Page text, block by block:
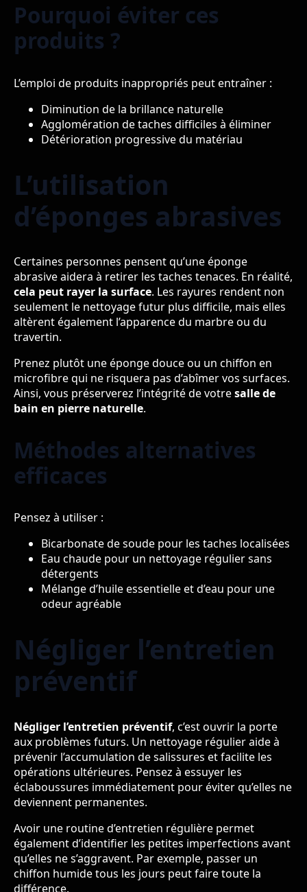
Pourquoi éviter ces
produits ?
L’emploi de produits inappropriés peut entraîner :
Diminution de la brillance naturelle
Agglomération de taches difficiles à éliminer
Détérioration progressive du matériau
L’utilisation
d’éponges abrasives
Certaines personnes pensent qu’une éponge
abrasive aidera à retirer les taches tenaces. En réalité,
cela peut rayer la surface. Les rayures rendent non
seulement le nettoyage futur plus difficile, mais elles
altèrent également l’apparence du marbre ou du
travertin.
Prenez plutôt une éponge douce ou un chiffon en
microfibre qui ne risquera pas d’abîmer vos surfaces.
Ainsi, vous préserverez l’intégrité de votresalle de
bain en pierre naturelle.
Méthodes alternatives
efficaces
Pensez à utiliser :
Bicarbonate de soude pour les taches localisées
Eau chaude pour un nettoyage régulier sans
détergents
Mélange d’huile essentielle et d’eau pour une
odeur agréable
Négliger l’entretien
préventif
Négliger l’entretien préventif, c’est ouvrir la porte
aux problèmes futurs. Un nettoyage régulier aide à
prévenir l’accumulation de salissures et facilite les
opérations ultérieures. Pensez à essuyer les
éclaboussures immédiatement pour éviter qu’elles ne
deviennent permanentes.
Avoir une routine d’entretien régulière permet
également d’identifier les petites imperfections avant
qu’elles ne s’aggravent. Par exemple, passer un
chiffon humide tous les jours peut faire toute la
différence.